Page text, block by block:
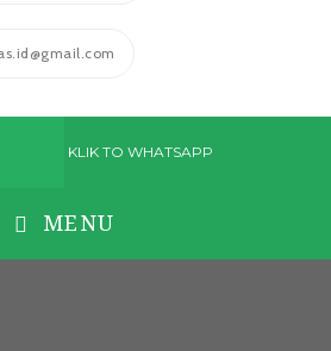
KLIK TO WHATSAPP
MENU